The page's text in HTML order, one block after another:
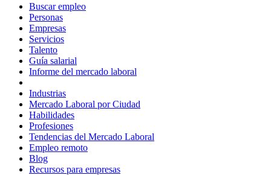
Buscar empleo
Personas
Empresas
Servicios
Talento
Guía salarial
Informe del mercado laboral
Industrias
Mercado Laboral por Ciudad
Habilidades
Profesiones
Tendencias del Mercado Laboral
Empleo remoto
Blog
Recursos para empresas